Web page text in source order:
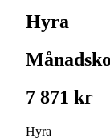
Hyra
7 871 kr
Hyra